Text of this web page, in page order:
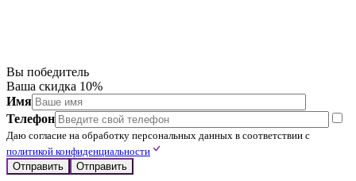
Вы победитель
Ваша скидка 10%
Имя
Телефон
Даю согласие на обработку персональных данных в соответствии с
политикой конфиденциальности
Отправить